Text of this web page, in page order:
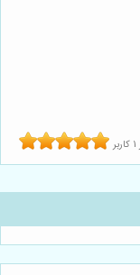
1 کاربر